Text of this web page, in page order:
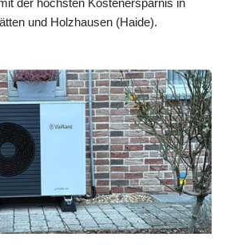
der höchsten Kostenersparnis in
und Holzhausen (Haide).